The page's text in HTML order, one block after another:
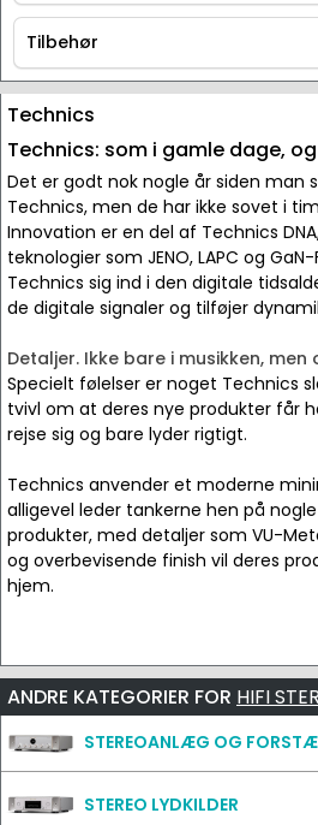
AV / Hi-Fi udstyr
Tilbehør
Tilbehør
Technics
Technics: som i gamle dage,
Det er godt nok nogle år siden man
Technics, men de har ikke sovet i
Innovation er en del af Technics
teknologier som JENO, LAPC og
Technics sig ind i den digitale
de digitale signaler og tilføjer
Detaljer. Ikke bare i musikken,
Specielt følelser er noget Technics
tvivl om at deres nye produkter får
rejse sig og bare lyder rigtigt.
Technics anvender et moderne
alligevel leder tankerne hen på
produkter, med detaljer som VU-
og overbevisende finish vil deres
hjem.
ANDRE KATEGORIER FOR HIFI
STEREOANLÆG OG
STEREO LYDKILDER